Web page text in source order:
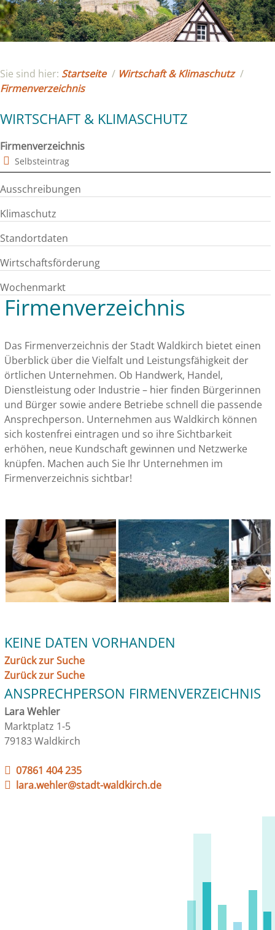
Sie sind hier: Startseite / Wirtschaft & Klimaschutz /
Firmenverzeichnis
WIRTSCHAFT & KLIMASCHUTZ
Firmenverzeichnis
Selbsteintrag
Ausschreibungen
Klimaschutz
Standortdaten
Wirtschaftsförderung
Wochenmarkt
Firmenverzeichnis
Das Firmenverzeichnis der Stadt Waldkirch bietet einen
Überblick über die Vielfalt und Leistungsfähigkeit der
örtlichen Unternehmen. Ob Handwerk, Handel,
Dienstleistung oder Industrie – hier finden Bürgerinnen
und Bürger sowie andere Betriebe schnell die passende
Ansprechperson. Unternehmen aus Waldkirch können
sich kostenfrei eintragen und so ihre Sichtbarkeit
erhöhen, neue Kundschaft gewinnen und Netzwerke
knüpfen. Machen auch Sie Ihr Unternehmen im
Firmenverzeichnis sichtbar!
KEINE DATEN VORHANDEN
Zurück zur Suche
Zurück zur Suche
ANSPRECHPERSON FIRMENVERZEICHNIS
Lara Wehler
Marktplatz 1-5
79183 Waldkirch
07861 404 235
lara.wehler@stadt-waldkirch.de